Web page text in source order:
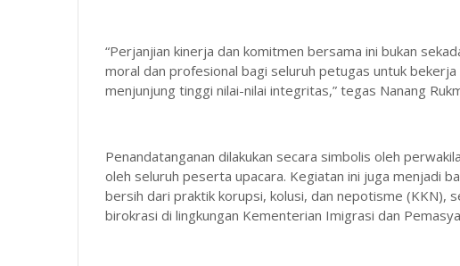
“Perjanjian kinerja dan komitmen bersama ini bukan
moral dan profesional bagi seluruh petugas untuk
menjunjung tinggi nilai-nilai integritas,” tegas Nanang
Penandatanganan dilakukan secara simbolis oleh
oleh seluruh peserta upacara. Kegiatan ini juga menjadi
bersih dari praktik korupsi, kolusi, dan nepotisme (KKN),
birokrasi di lingkungan Kementerian Imigrasi dan